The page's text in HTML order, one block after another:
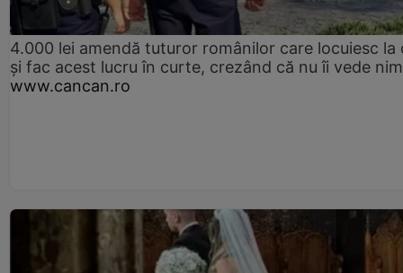
4.000 lei amendă tuturor românilor care locuiesc la
și fac acest lucru în curte, crezând că nu îi vede
www.cancan.ro